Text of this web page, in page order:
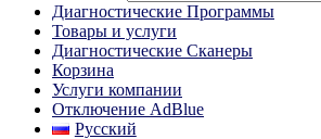
Диагностические Программы
Товары и услуги
Диагностические Сканеры
Корзина
Услуги компании
Отключение AdBlue
Русский